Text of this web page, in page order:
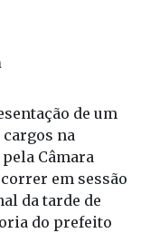
de um
na
Câmara
em sessão
da tarde de
do prefeito